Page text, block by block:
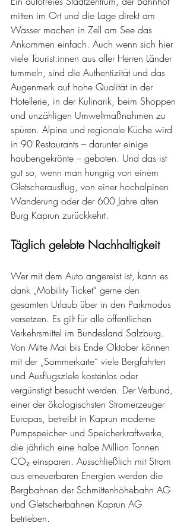
mitten im Ort und die Lage direkt am
Wasser machen in Zell am See das
Ankommen einfach. Auch wenn sich hier
viele Tourist:innen aus aller Herren Länder
tummeln, sind die Authentizität und das
Augenmerk auf hohe Qualität in der
Hotellerie, in der Kulinarik, beim Shoppen
und unzähligen Umweltmaßnahmen zu
spüren. Alpine und regionale Küche wird
in 90 Restaurants – darunter einige
haubengekrönte – geboten. Und das ist
gut so, wenn man hungrig von einem
Gletscherausflug, von einer hochalpinen
Wanderung oder der 600 Jahre alten
Burg Kaprun zurückkehrt.
Täglich gelebte Nachhaltigkeit
Wer mit dem Auto angereist ist, kann es
dank „Mobility Ticket“ gerne den
gesamten Urlaub über in den Parkmodus
versetzen. Es gilt für alle öffentlichen
Verkehrsmittel im Bundesland Salzburg.
Von Mitte Mai bis Ende Oktober können
mit der „Sommerkarte“ viele Bergfahrten
und Ausflugsziele kostenlos oder
vergünstigt besucht werden. Der Verbund,
einer der ökologischsten Stromerzeuger
Europas, betreibt in Kaprun moderne
Pumpspeicher- und Speicherkraftwerke,
die jährlich eine halbe Million Tonnen
CO₂ einsparen. Ausschließlich mit Strom
aus erneuerbaren Energien werden die
Bergbahnen der Schmittenhöhebahn AG
und Gletscherbahnen Kaprun AG
betrieben.